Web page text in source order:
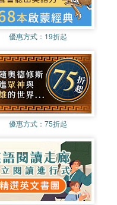
優惠方式： 19折起
優惠方式： 75折起